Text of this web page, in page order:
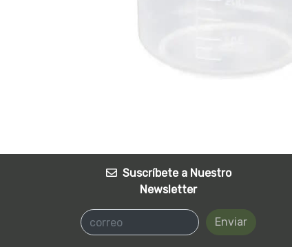
Suscríbete a Nuestro
Newsletter
Enviar